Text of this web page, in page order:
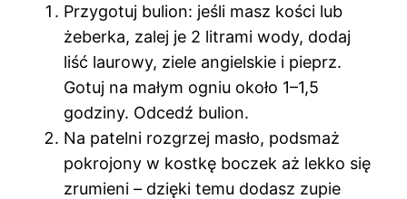
Przygotuj bulion: jeśli masz kości lub
żeberka, zalej je 2 litrami wody, dodaj
liść laurowy, ziele angielskie i pieprz.
Gotuj na małym ogniu około 1–1,5
godziny. Odcedź bulion.
Na patelni rozgrzej masło, podsmaż
pokrojony w kostkę boczek aż lekko się
zrumieni – dzięki temu dodasz zupie